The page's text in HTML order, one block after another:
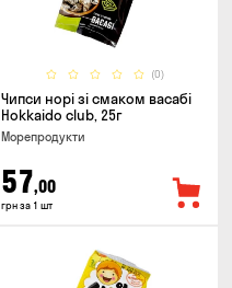
(0)
Чипси норі зі смаком васабі
Hokkaido club, 25г
Морепродукти
57,00
грн за 1 шт